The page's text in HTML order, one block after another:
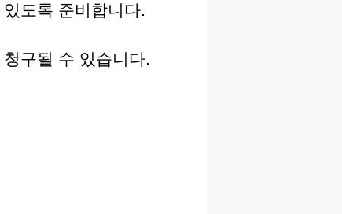
있도록 준비합니다.
구될 수 있습니다.